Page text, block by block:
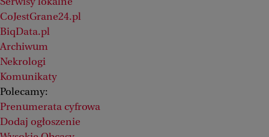
CoJestGrane24.pl
BiqData.pl
Archiwum
Nekrologi
Komunikaty
Polecamy:
Prenumerata cyfrowa
Dodaj ogłoszenie